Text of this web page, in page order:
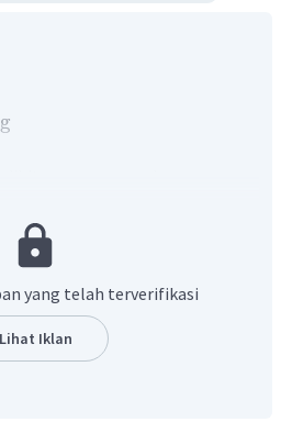
adalah D.
yang telah terverifikasi
Lihat Iklan